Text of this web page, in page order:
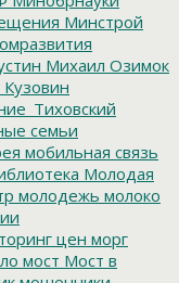
Минстрой
Михаил Озимок
семьи
мобильная связь
Молодая
молодежь молоко
цен морг
мост Мост в